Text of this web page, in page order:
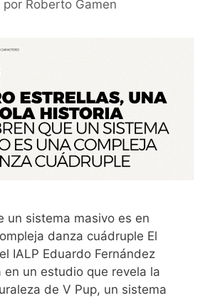
por Roberto Gamen
un sistema masivo es en
danza cuádruple El
IALP Eduardo Fernández
en un estudio que revela la
de V Pup, un sistema